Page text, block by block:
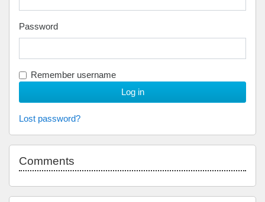
Password
Remember username
Lost password?
Comments